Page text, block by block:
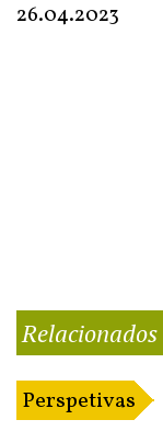
26.04.2023
Relacionados
Perspetivas